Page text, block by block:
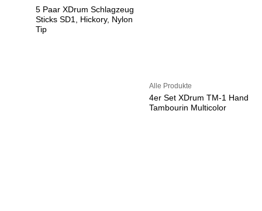
5 Paar XDrum Schlagzeug
Sticks SD1, Hickory, Nylon
Tip
Alle Produkte
4er Set XDrum TM-1 Hand
Tambourin Multicolor